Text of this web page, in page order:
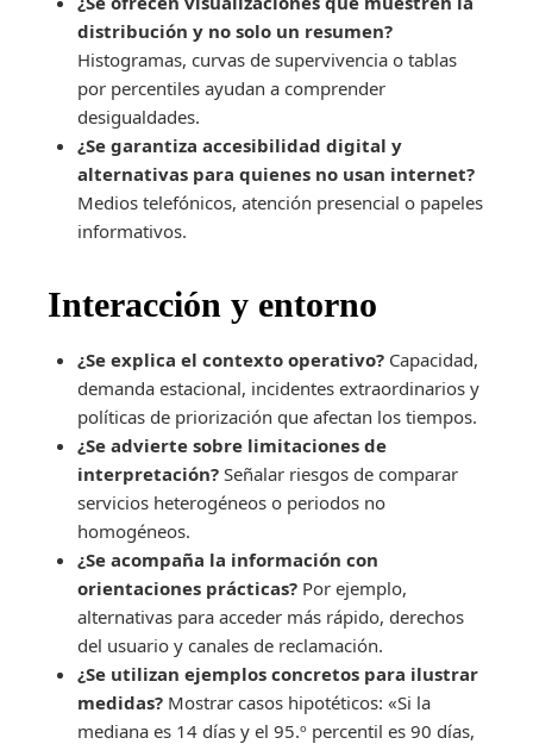
distribución y no solo un resumen?
Histogramas, curvas de supervivencia o tablas
por percentiles ayudan a comprender
desigualdades.
¿Se garantiza accesibilidad digital y
alternativas para quienes no usan internet?
Medios telefónicos, atención presencial o papeles
informativos.
Interacción y entorno
¿Se explica el contexto operativo? Capacidad,
demanda estacional, incidentes extraordinarios y
políticas de priorización que afectan los tiempos.
¿Se advierte sobre limitaciones de
interpretación? Señalar riesgos de comparar
servicios heterogéneos o periodos no
homogéneos.
¿Se acompaña la información con
orientaciones prácticas? Por ejemplo,
alternativas para acceder más rápido, derechos
del usuario y canales de reclamación.
¿Se utilizan ejemplos concretos para ilustrar
medidas? Mostrar casos hipotéticos: «Si la
mediana es 14 días y el 95.º percentil es 90 días,